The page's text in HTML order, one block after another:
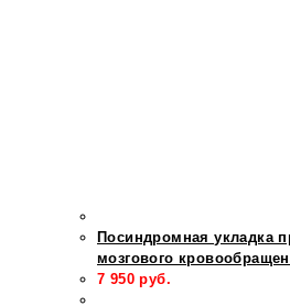
Посиндромная укладка
мозгового
7 950 руб.